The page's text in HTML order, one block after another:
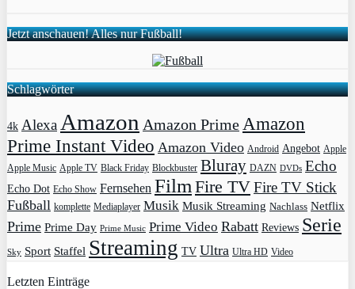
Jetzt anschauen! Alles nur Fußball!
Schlagwörter
4k Alexa Amazon Amazon Prime Amazon
Prime Instant Video Amazon Video Android Angebot Apple
Apple Music Apple TV Black Friday Blockbuster Bluray DAZN DVDs Echo
Echo Dot Echo Show Fernsehen Film Fire TVFire TV Stick
Fußball komplette Mediaplayer Musik Musik Streaming Nachlass Netflix
Prime Prime Day Prime Music Prime Video Rabatt Reviews Serie
Sky Sport Staffel Streaming TV Ultra Ultra HD Video
Letzten Einträge